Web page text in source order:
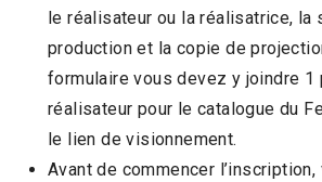
le réalisateur ou la réalisatrice, la
production et la copie de
formulaire vous devez y joindre 1
réalisateur pour le catalogue du
le lien de visionnement.
Avant de commencer